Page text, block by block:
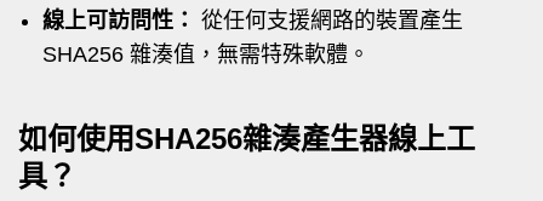
線上可訪問性： 從任何支援網路的裝置產生
SHA256 雜湊值，無需特殊軟體。
如何使用SHA256雜湊產生器線上工
具？